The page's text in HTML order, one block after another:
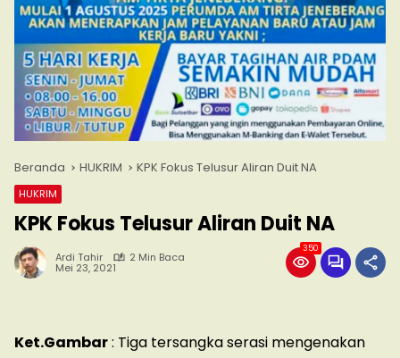
Beranda HUKRIM KPK Fokus Telusur Aliran Duit NA
HUKRIM
KPK Fokus Telusur Aliran Duit NA
Ardi Tahir 2 Min Baca
Mei 23, 2021
350
Ket.Gambar: Tiga tersangka serasi mengenakan